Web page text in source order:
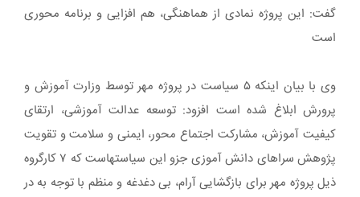
گفت: این پروژه نمادی از هماهنگی، هم افزایی و برنامه محوری
است
وی با بیان اینکه ۵ سیاست در پروژه مهر توسط وزارت آموزش و
پرورش ابلاغ شده است افزود: توسعه عدالت آموزشی، ارتقای
کیفیت آموزش، مشارکت اجتماع محور، ایمنی و سلامت و تقویت
پژوهش سراهای دانش آموزی جزو این سیاستهاست که ۷ کارگروه
ذیل پروژه مهر برای بازگشایی آرام، بی دغدغه و منظم با توجه به در